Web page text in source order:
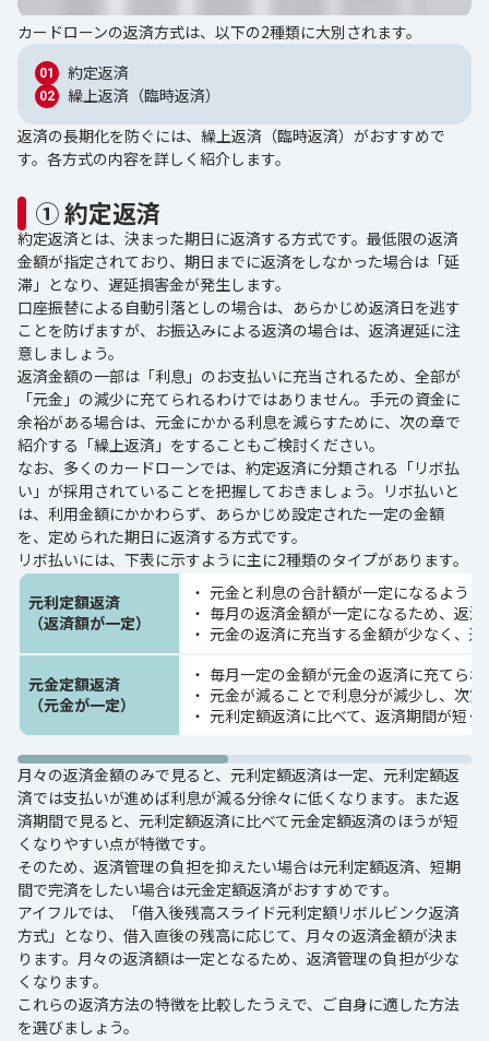
カードローンの返済方式は、以下の2種類に大別されます。
約定返済
繰上返済（臨時返済）
返済の長期化を防ぐには、繰上返済（臨時返済）がおすすめで
す。各方式の内容を詳しく紹介します。
① 約定返済
約定返済とは、決まった期日に返済する方式です。最低限の返済
金額が指定されており、期日までに返済をしなかった場合は「延
滞」となり、遅延損害金が発生します。
口座振替による自動引落としの場合は、あらかじめ返済日を逃す
ことを防げますが、お振込みによる返済の場合は、返済遅延に注
意しましょう。
返済金額の一部は「利息」のお支払いに充当されるため、全部が
「元金」の減少に充てられるわけではありません。手元の資金に
余裕がある場合は、元金にかかる利息を減らすために、次の章で
紹介する「繰上返済」をすることもご検討ください。
なお、多くのカードローンでは、約定返済に分類される「リボ払
い」が採用されていることを把握しておきましょう。リボ払いと
は、利用金額にかかわらず、あらかじめ設定された一定の金額
を、定められた期日に返済する方式です。
リボ払いには、下表に示すように主に2種類のタイプがあります。
元利定額返済
（返済額が一定）
元金と利息の合計額が一定になるよう
毎月の返済金額が一定になるため、返
元金の返済に充当する金額が少なく、
元金定額返済
（元金が一定）
毎月一定の金額が元金の返済に充てら
元金が減ることで利息分が減少し、次
元利定額返済に比べて、返済期間が短く
月々の返済金額のみで見ると、元利定額返済は一定、元利定額返
済では支払いが進めば利息が減る分徐々に低くなります。また返
済期間で見ると、元利定額返済に比べて元金定額返済のほうが短
くなりやすい点が特徴です。
そのため、返済管理の負担を抑えたい場合は元利定額返済、短期
間で完済をしたい場合は元金定額返済がおすすめです。
アイフルでは、「借入後残高スライド元利定額リボルビンク返済
方式」となり、借入直後の残高に応じて、月々の返済金額が決ま
ります。月々の返済額は一定となるため、返済管理の負担が少な
くなります。
これらの返済方法の特徴を比較したうえで、ご自身に適した方法
を選びましょう。